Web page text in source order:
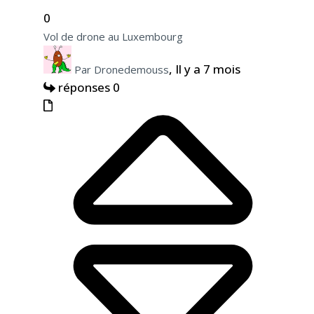
0
Vol de drone au Luxembourg
Par Dronedemouss, Il y a 7 mois
réponses 0